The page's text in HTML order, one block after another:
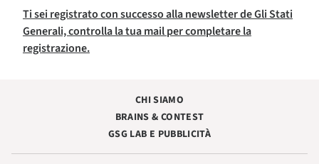
Ti sei registrato con successo alla newsletter de Gli Stati
Generali, controlla la tua mail per completare la
registrazione.
CHI SIAMO
BRAINS & CONTEST
GSG LAB E PUBBLICITÀ